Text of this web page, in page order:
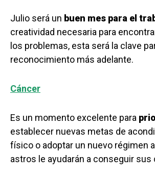
Julio será un buen mes para el
creatividad necesaria para
los problemas, esta será la clave
reconocimiento más adelante.
Cáncer
Es un momento excelente para
establecer nuevas metas de
físico o adoptar un nuevo régimen
astros le ayudarán a conseguir sus